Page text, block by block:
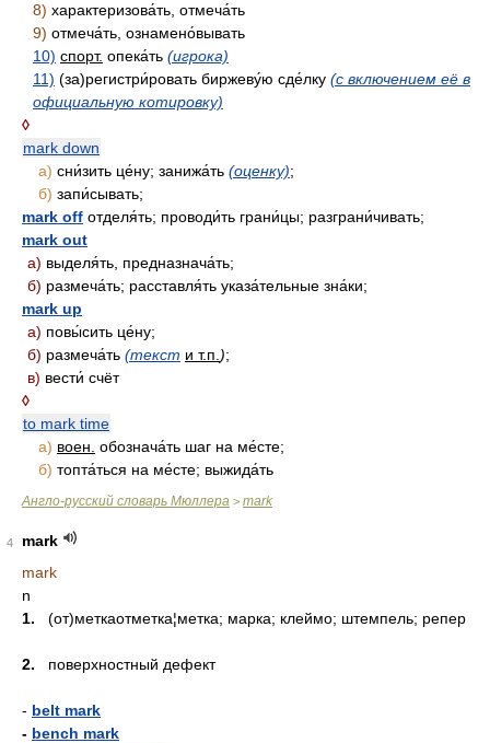
8) характеризова́ть, отмеча́ть
9) отмеча́ть, ознамено́вывать
10) спорт. опека́ть (игрока)
11) (за)регистри́ровать биржеву́ю сде́лку (с включением её в
официальную котировку)
◊
mark down
а) сни́зить це́ну; занижа́ть (оценку);
б) запи́сывать;
mark off отделя́ть; проводи́ть грани́цы; разграни́чивать;
mark out
а) выделя́ть, предназнача́ть;
б) размеча́ть; расставля́ть указа́тельные зна́ки;
mark up
а) повы́сить це́ну;
б) размеча́ть (текст и т.п. );
в) вести́ счёт
◊
to mark time
а) воен. обознача́ть шаг на ме́сте;
б) топта́ться на ме́сте; выжида́ть
Англо-русский словарь Мюллера > mark
4
mark
mark
n
1. (от)меткаотметка¦метка; марка; клеймо; штемпель; репер
2. поверхностный дефект
- belt mark
- bench mark